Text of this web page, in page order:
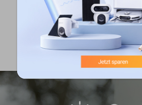
Die LC3-Kamera besitzt ein
Gehäuse, das eine hohe Staub-
bietet. Einfach gesagt: Sie
Schutz auch unter härtesten